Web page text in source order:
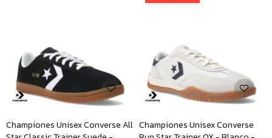
Championes Unisex Converse All Championes Unisex Converse